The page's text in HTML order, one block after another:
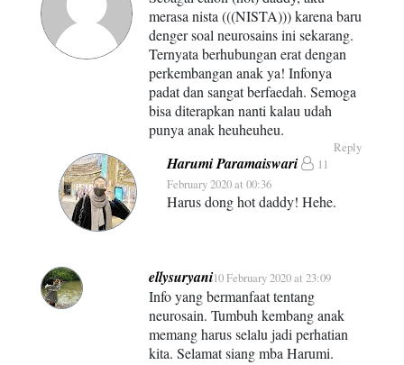
merasa nista (((NISTA))) karena baru
denger soal neurosains ini sekarang.
Ternyata berhubungan erat dengan
perkembangan anak ya! Infonya
padat dan sangat berfaedah. Semoga
bisa diterapkan nanti kalau udah
punya anak heuheuheu.
Reply
Harumi Paramaiswari
11
February 2020 at 00:36
Harus dong hot daddy! Hehe.
ellysuryani10 February 2020 at 23:09
Info yang bermanfaat tentang
neurosain. Tumbuh kembang anak
memang harus selalu jadi perhatian
kita. Selamat siang mba Harumi.